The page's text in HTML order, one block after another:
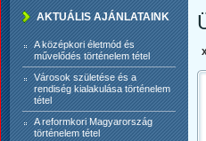
AKTUÁLIS AJÁNLATAINK
A középkori életmód és
művelődés történelem tétel
Városok születése és a
rendiség kialakulása történelem
tétel
A reformkori Magyarország
történelem tétel